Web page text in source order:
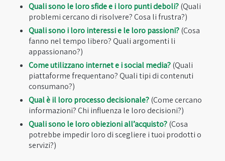
Quali sono le loro sfide e i loro punti deboli?(Quali
problemi cercano di risolvere? Cosa li frustra?)
Quali sono i loro interessi e le loro passioni?(Cosa
fanno nel tempo libero? Quali argomenti li
appassionano?)
Come utilizzano internet e i social media?(Quali
piattaforme frequentano? Quali tipi di contenuti
consumano?)
Qual è il loro processo decisionale?(Come cercano
informazioni? Chi influenza le loro decisioni?)
Quali sono le loro obiezioni all’acquisto?(Cosa
potrebbe impedir loro di scegliere i tuoi prodotti o
servizi?)